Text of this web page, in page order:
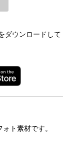
ダウンロードして
ト素材です。